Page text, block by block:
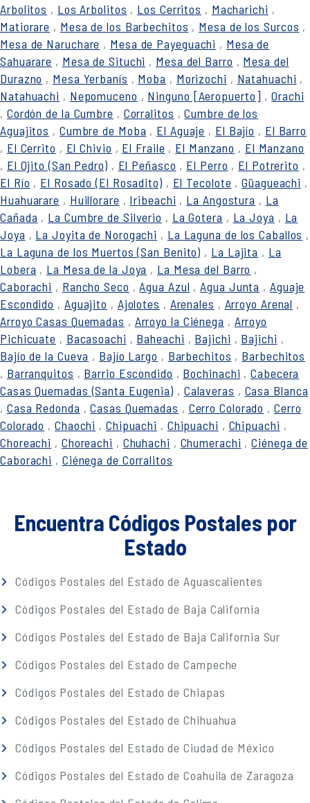
Arbolitos , Los Arbolitos , Los Cerritos , Macharichi ,
Matiorare , Mesa de los Barbechitos , Mesa de los Surcos ,
Mesa de Naruchare , Mesa de Payeguachi , Mesa de
Sahuarare , Mesa de Situchi , Mesa del Barro , Mesa del
Durazno , Mesa Yerbanís , Moba , Morizochi , Natahuachi ,
Natahuachi , Nepomuceno , Ninguno [Aeropuerto] ,Orachi
, Cordón de la Cumbre , Corralitos ,Cumbre de los
Aguajitos , Cumbre de Moba , El Aguaje , El Bajío , El Barro
, El Cerrito , El Chivio , El Fraile , El Manzano , El Manzano
, El Ojito (San Pedro) , El Peñasco , El Perro , El Potrerito ,
El Río , El Rosado (El Rosadito) , El Tecolote ,Güagueachi ,
Huahuarare , Huillorare , Iribeachi , La Angostura , La
Cañada , La Cumbre de Silverio , La Gotera , La Joya , La
Joya , La Joyita de Norogachi , La Laguna de los Caballos ,
La Laguna de los Muertos (San Benito) , La Lajita , La
Lobera , La Mesa de la Joya , La Mesa del Barro ,
Caborachi , Rancho Seco ,Agua Azul ,Agua Junta , Aguaje
Escondido , Aguajito , Ajolotes , Arenales , Arroyo Arenal ,
Arroyo Casas Quemadas , Arroyo la Ciénega , Arroyo
Pichicuate , Bacasoachi , Baheachi , Bajichi , Bajichi ,
Bajío de la Cueva , Bajío Largo , Barbechitos , Barbechitos
, Barranquitos , Barrio Escondido , Bochinachi ,Cabecera
Casas Quemadas (Santa Eugenia) , Calaveras , Casa Blanca
, Casa Redonda ,Casas Quemadas , Cerro Colorado , Cerro
Colorado , Chaochi , Chipuachi , Chipuachi , Chipuachi ,
Choreachi , Choreachi , Chuhachi , Chumerachi ,Ciénega de
Caborachi , Ciénega de Corralitos
Encuentra Códigos Postales por
Estado
Códigos Postales del Estado de Aguascalientes
Códigos Postales del Estado de Baja California
Códigos Postales del Estado de Baja California Sur
Códigos Postales del Estado de Campeche
Códigos Postales del Estado de Chiapas
Códigos Postales del Estado de Chihuahua
Códigos Postales del Estado de Ciudad de México
Códigos Postales del Estado de Coahuila de Zaragoza